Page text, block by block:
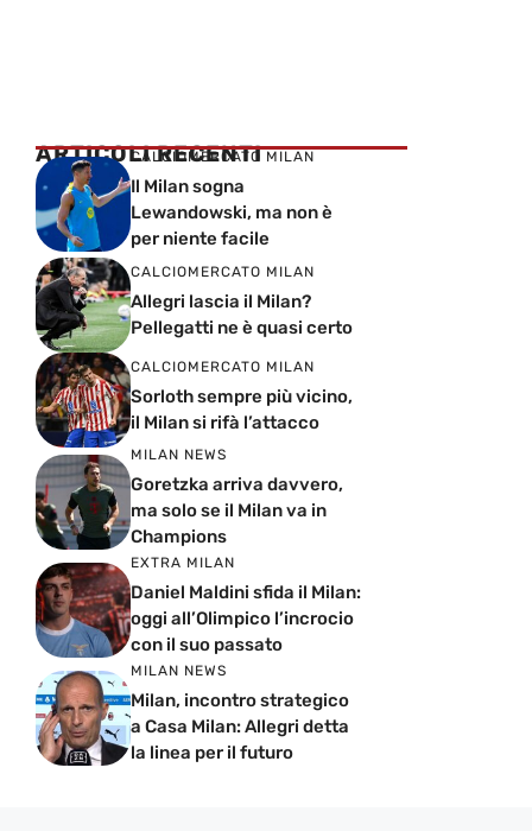
ARTICOLI RECENTI
CALCIOMERCATO MILAN
Il Milan sogna
Lewandowski, ma non è
per niente facile
CALCIOMERCATO MILAN
Allegri lascia il Milan?
Pellegatti ne è quasi certo
CALCIOMERCATO MILAN
Sorloth sempre più vicino,
il Milan si rifà l’attacco
MILAN NEWS
Goretzka arriva davvero,
ma solo se il Milan va in
Champions
EXTRA MILAN
Daniel Maldini sfida il Milan:
oggi all’Olimpico l’incrocio
con il suo passato
MILAN NEWS
Milan, incontro strategico
a Casa Milan: Allegri detta
la linea per il futuro